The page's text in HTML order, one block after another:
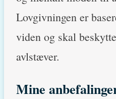
Lovgivningen er
viden og skal
avlstæver.
Mine